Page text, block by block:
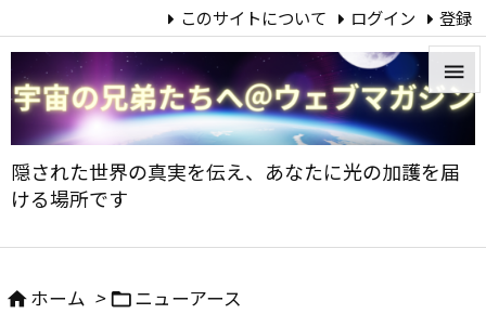
隠された世界の真実を伝え、あなたに光の加護を届
ける場所です


メニ


このサイトについて ログイン 登録
ホーム > ニューアース